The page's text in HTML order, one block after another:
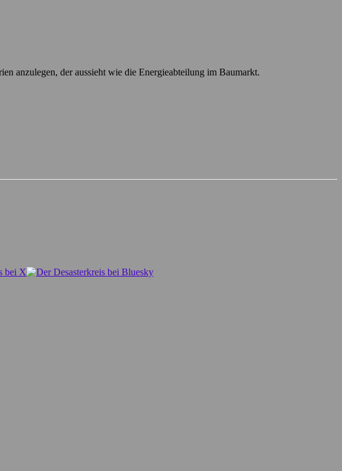
anzulegen, der aussieht wie die Energieabteilung im Baumarkt.